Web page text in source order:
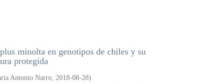
minolta en genotipos de chiles y su
protegida
Antonio Narro, 2018-08-28)